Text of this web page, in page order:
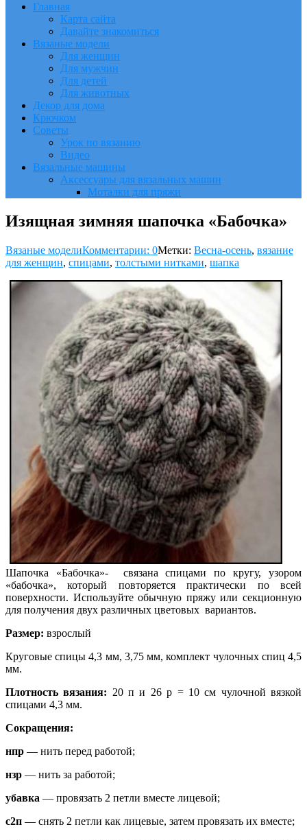
Главная
Карта сайта
Давайте знакомиться
Вязаные модели
Для женщин
Для мужчин
Для детей
Для животных
Декор для дома
Крючком
Советы
Урок по вязанию
Видео
Вязальные машины
Аксессуары для вязальных машин
Моталки для пряжи
Изящная зимняя шапочка «Бабочка»
Вязаные моделиКомментарии: 0Метки: Весна-осень, вязание
для женщин, спицами, толстыми нитками, шапка
Шапочка «Бабочка»- связана спицами по кругу, узором
«бабочка», который повторяется практически по всей
поверхности. Используйте обычную пряжу или секционную
для получения двух различных цветовых вариантов.
Размер: взрослый
Круговые спицы 4,3 мм, 3,75 мм, комплект чулочных спиц 4,5
мм.
Плотность вязания: 20 п и 26 р = 10 см чулочной вязкой
спицами 4,3 мм.
Сокращения:
нпр — нить перед работой;
нзр — нить за работой;
убавка — провязать 2 петли вместе лицевой;
с2п — снять 2 петли как лицевые, затем провязать их вместе;